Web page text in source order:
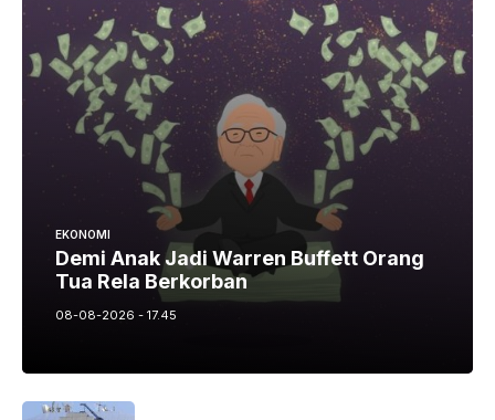
EKONOMI
Demi Anak Jadi Warren Buffett Orang
Tua Rela Berkorban
08-08-2026 - 17.45